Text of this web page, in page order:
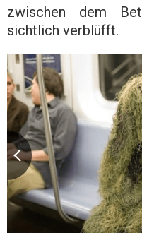
zwischen dem
sichtlich verblüfft.